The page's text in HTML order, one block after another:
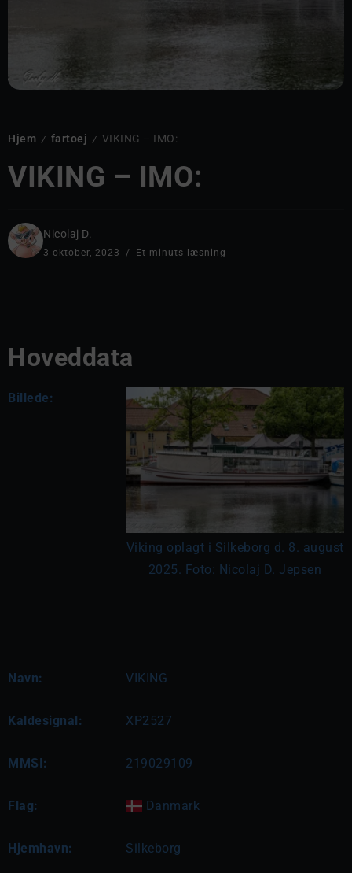
Hjem / fartoej / VIKING – IMO:
VIKING – IMO:
Nicolaj D.
3 oktober, 2023 Et minuts læsning
Hoveddata
Billede:
Viking oplagt i Silkeborg d. 8. august
2025. Foto: Nicolaj D. Jepsen
Navn: VIKING
Kaldesignal: XP2527
MMSI: 219029109
Flag: Danmark
Hjemhavn: Silkeborg